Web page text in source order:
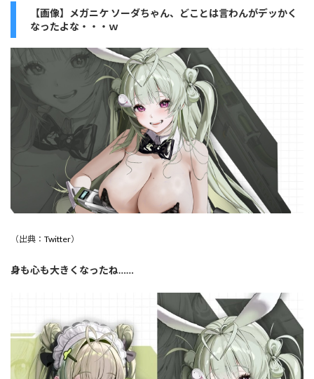
【画像】メガニケ ソーダちゃん、どことは言わんがデッかく
なったよな・・・ｗ
（出典： Twitter）
身も心も大きくなったね……